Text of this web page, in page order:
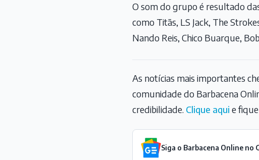
O som do grupo é resultado
como Titãs, LS Jack, The
Nando Reis, Chico Buarque,
As notícias mais importantes
comunidade do Barbacena
credibilidade. Clique aqui e
Siga o Barbacena Online no